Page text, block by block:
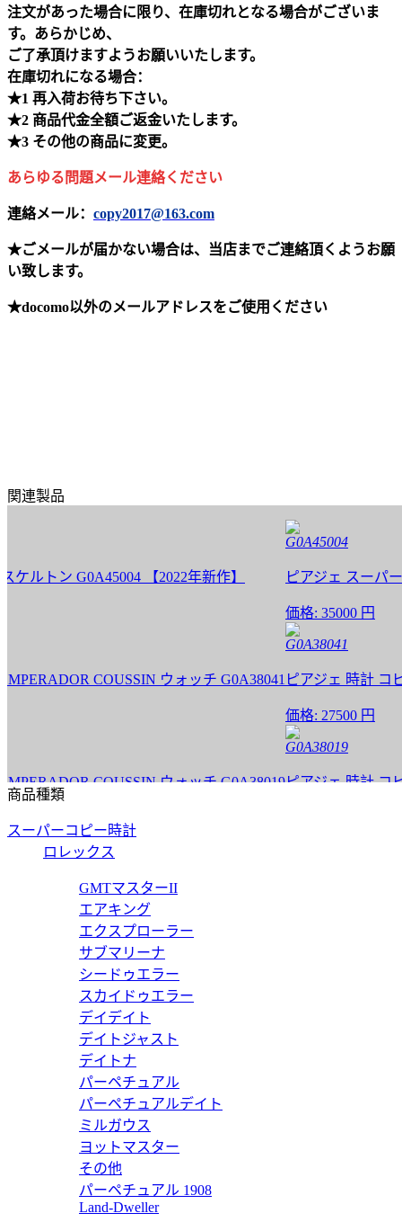
注文があった場合に限り、在庫切れとなる場合がございま
す。あらかじめ、
ご了承頂けますようお願いいたします。
在庫切れになる場合：
★1 再入荷お待ち下さい。
★2 商品代金全額ご返金いたします。
★3 その他の商品に変更。
あらゆる問題メール連絡ください
連絡メール： copy2017@163.com
★ごメールが届かない場合は、当店までご連絡頂くようお願
い致します。
★docomo以外のメールアドレスをご使用ください
関連製品
トン G0A45004 【2022年新作】
COUSSIN ウォッチ G0A38041
COUSSIN ウォッチ G0A38019
COUSSIN ウォッチ G0A38058
ウォッチ G0A37115
ウォッチ G0A40019
ウォッチ G0A37114
G0A45004
ピアジェ スーパーコ
価格:35000 円
G0A38041
ピアジェ 時計 コピー
価格:27500 円
G0A38019
ピアジェ 時計 コピー
商品種類
スーパーコピー時計
ロレックス
GMTマスターII
エアキング
エクスプローラー
サブマリーナ
シードゥエラー
スカイドゥエラー
デイデイト
デイトジャスト
デイトナ
パーペチュアル
パーペチュアルデイト
ミルガウス
ヨットマスター
その他
パーペチュアル 1908
Land-Dweller